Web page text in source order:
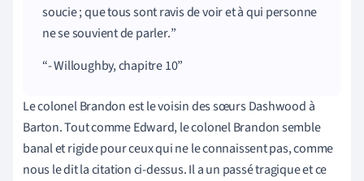
soucie ; que tous sont ravis de voir et à qui personne
ne se souvient de parler.
- Willoughby, chapitre 10
Le colonel Brandon est le voisin des sœurs Dashwood à
Barton. Tout comme Edward, le colonel Brandon semble
banal et rigide pour ceux qui ne le connaissent pas, comme
nous le dit la citation ci-dessus. Il a un passé tragique et ce